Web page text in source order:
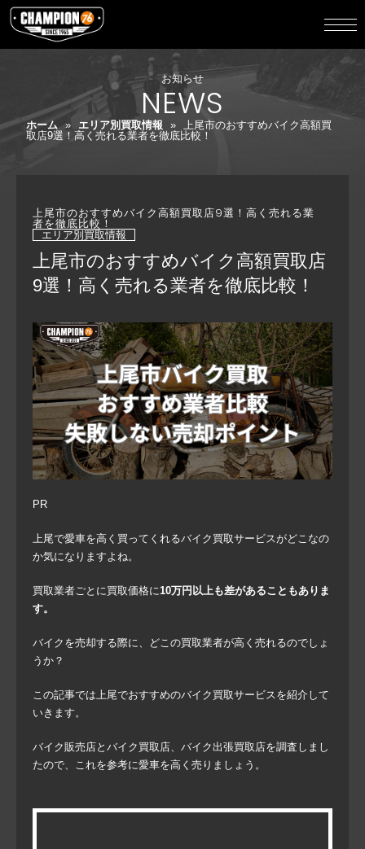
お知らせ
NEWS
ホーム » エリア別買取情報 » 上尾市のおすすめバイク高額買
取店9選！高く売れる業者を徹底比較！
上尾市のおすすめバイク高額買取店9選！高く売れる業
者を徹底比較！
エリア別買取情報
上尾市のおすすめバイク高額買取店
9選！高く売れる業者を徹底比較！
PR
上尾で愛車を高く買ってくれるバイク買取サービスがどこなの
か気になりますよね。
買取業者ごとに買取価格に10万円以上も差があることもありま
す。
バイクを売却する際に、どこの買取業者が高く売れるのでしょ
うか？
この記事では上尾でおすすめのバイク買取サービスを紹介して
いきます。
バイク販売店とバイク買取店、バイク出張買取店を調査しまし
たので、これを参考に愛車を高く売りましょう。